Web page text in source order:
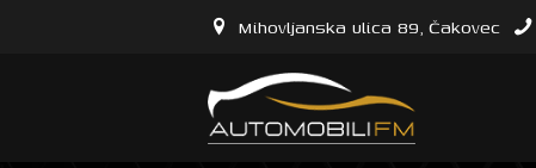
Mihovljanska ulica 89, Čakovec